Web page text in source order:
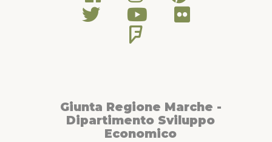
Giunta Regione Marche -
Dipartimento Sviluppo
Economico